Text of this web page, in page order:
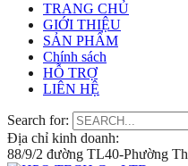
TRANG CHỦ
GIỚI THIỆU
SẢN PHẨM
Chính sách
HỖ TRỢ
LIÊN HỆ
Search for:
Địa chỉ kinh doanh:
88/9/2 đường TL40-Phường